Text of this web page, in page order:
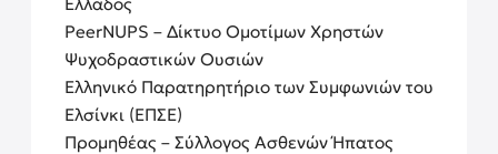
PeerNUPS – Δίκτυο Ομοτίμων Χρηστών
Ψυχοδραστικών Ουσιών
Ελληνικό Παρατηρητήριο των Συμφωνιών του
Ελσίνκι (ΕΠΣΕ)
Προμηθέας – Σύλλογος Ασθενών Ήπατος